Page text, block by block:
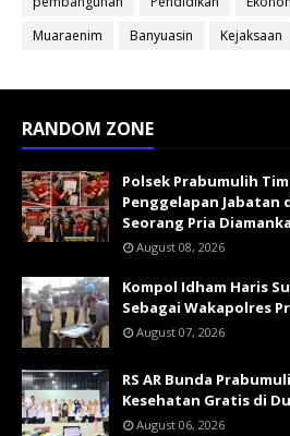
Muaraenim
Banyuasin Kejaksaan
RANDOM ZONE
Polsek Prabumulih
Penggelapan Jabatan
Seorang Pria
August 08, 2026
Kompol Idham Haris
Sebagai Wakapolres
August 07, 2026
RS AR Bunda
Kesehatan Gratis di
August 06, 2026